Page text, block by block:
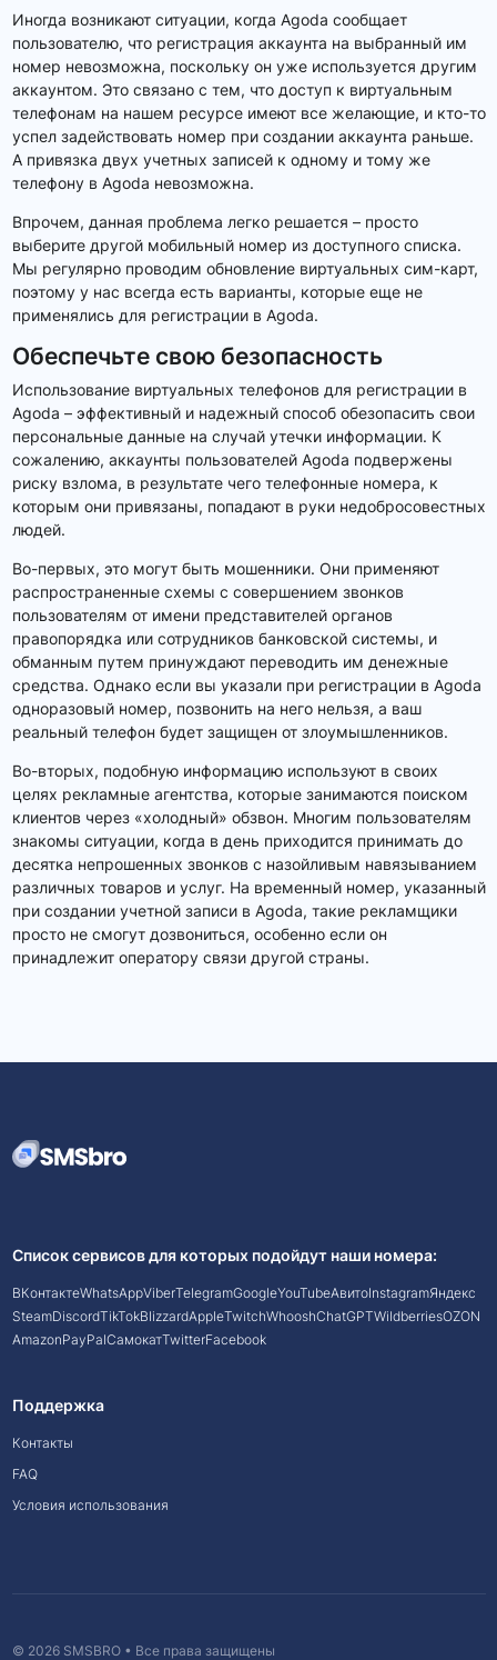
Иногда возникают ситуации, когда Agoda сообщает
пользователю, что регистрация аккаунта на выбранный им
номер невозможна, поскольку он уже используется другим
аккаунтом. Это связано с тем, что доступ к виртуальным
телефонам на нашем ресурсе имеют все желающие, и кто-то
успел задействовать номер при создании аккаунта раньше.
А привязка двух учетных записей к одному и тому же
телефону в Agoda невозможна.
Впрочем, данная проблема легко решается – просто
выберите другой мобильный номер из доступного списка.
Мы регулярно проводим обновление виртуальных сим-карт,
поэтому у нас всегда есть варианты, которые еще не
применялись для регистрации в Agoda.
Обеспечьте свою безопасность
Использование виртуальных телефонов для регистрации в
Agoda – эффективный и надежный способ обезопасить свои
персональные данные на случай утечки информации. К
сожалению, аккаунты пользователей Agoda подвержены
риску взлома, в результате чего телефонные номера, к
которым они привязаны, попадают в руки недобросовестных
людей.
Во-первых, это могут быть мошенники. Они применяют
распространенные схемы с совершением звонков
пользователям от имени представителей органов
правопорядка или сотрудников банковской системы, и
обманным путем принуждают переводить им денежные
средства. Однако если вы указали при регистрации в Agoda
одноразовый номер, позвонить на него нельзя, а ваш
реальный телефон будет защищен от злоумышленников.
Во-вторых, подобную информацию используют в своих
целях рекламные агентства, которые занимаются поиском
клиентов через «холодный» обзвон. Многим пользователям
знакомы ситуации, когда в день приходится принимать до
десятка непрошенных звонков с назойливым навязыванием
различных товаров и услуг. На временный номер, указанный
при создании учетной записи в Agoda, такие рекламщики
просто не смогут дозвониться, особенно если он
принадлежит оператору связи другой страны.
Список сервисов для которых подойдут наши номера:
ВКонтактеWhatsAppViberTelegramGoogleYouTubeАвитоInstagramЯндекс
SteamDiscordTikTokBlizzardAppleTwitchWhooshChatGPTWildberriesOZON
AmazonPayPalСамокатTwitterFacebook
Поддержка
Контакты
FAQ
Условия использования
© 2026 SMSBRO • Все права защищены